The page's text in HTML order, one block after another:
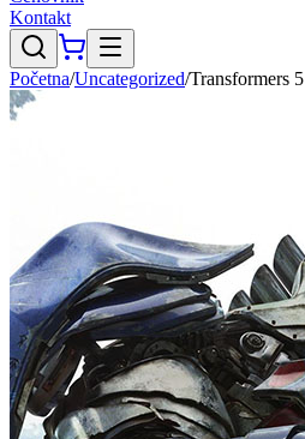
Kontakt
Početna/Uncategorized/Transformers 5